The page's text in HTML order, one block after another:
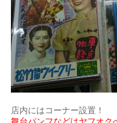
店内にはコーナー設置！